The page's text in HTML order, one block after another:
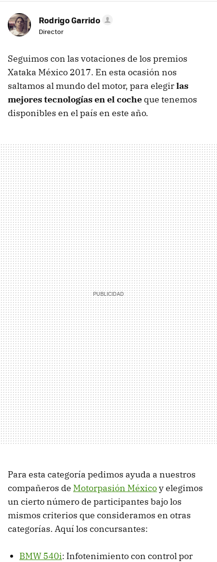
Rodrigo Garrido
Director
Seguimos con las votaciones de los premios
Xataka México 2017. En esta ocasión nos
saltamos al mundo del motor, para elegirlas
mejores tecnologías en el coche que tenemos
disponibles en el país en este año.
Para esta categoría pedimos ayuda a nuestros
compañeros de Motorpasión Méxicoy elegimos
un cierto número de participantes bajo los
mismos criterios que consideramos en otras
categorías. Aquí los concursantes:
BMW 540i: Infotenimiento con control por